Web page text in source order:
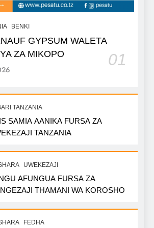
BENKI
GYPSUM WALETA
ZA MIKOPO
01
TANZANIA
SAMIA AANIKA FURSA ZA
TANZANIA
UWEKEZAJI
AFUNGUA FURSA ZA
THAMANI WA KOROSHO
FEDHA